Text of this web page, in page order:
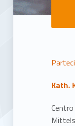
P
o
s
Kath.